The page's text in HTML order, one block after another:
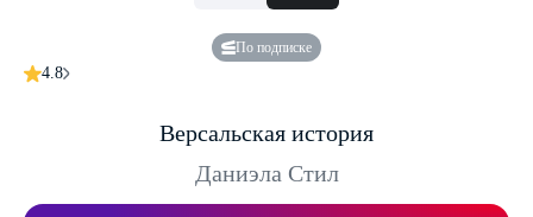
По подписке
4.8
Версальская история
Даниэла Стил